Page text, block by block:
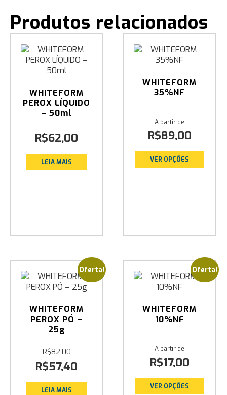
Produtos relacionados
WHITEFORM
PEROX LÍQUIDO
– 50ml
R$62,00
LEIA MAIS
WHITEFORM
35%NF
R$89,00
VER OPÇÕES
Oferta!
WHITEFORM
PEROX PÓ –
25g
R$82,00
O
preço
original
era:
R$82,00.
R$57,40
O
preço
atual
é:
R$57,40.
LEIA MAIS
Oferta!
WHITEFORM
10%NF
R$17,00
VER OPÇÕES